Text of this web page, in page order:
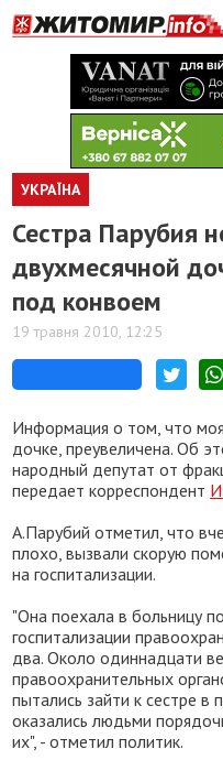
УКРАЇНА
Сестра Парубия
двухмесячной
под конвоем
19 травня 2010, 12:25
Информация о том, что
дочке, преувеличена. Об
народный депутат от
передает корреспондент
А.Парубий отметил, что
плохо, вызвали скорую
на госпитализации.
"Она поехала в больницу
госпитализации
два. Около одиннадцати
правоохранительных
пытались зайти к сестре в
оказались людьми
их", - отметил политик.